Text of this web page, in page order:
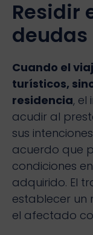
Residir
deudas
Cuando el
turísticos,
residencia, el
acudir al
sus
acuerdo que
condiciones
adquirido. El
establecer
el afectado